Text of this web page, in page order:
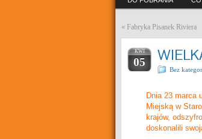
« Fabryka Pisanek Riviera
KWI
05
Bez
Dnia 23 marca
Miejską w
krajów,
doskonalili